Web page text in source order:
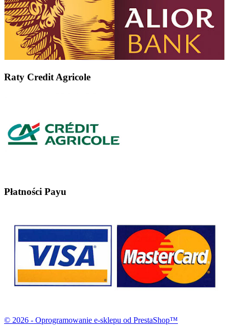
Raty Credit Agricole
Płatności Payu
© 2026 - Oprogramowanie e-sklepu od PrestaShop™